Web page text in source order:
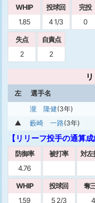
WHIP
1.85
投球回
4 1/3
完投
0
失点
2
自責点
2
左 選手名
瀧 隆健(3年)
▲
藪崎 一路(3年)
【リリーフ投手の通算成
防御率
4.76
被打率 対左
WHIP
1.59
投球回
5 2/3
奪
4